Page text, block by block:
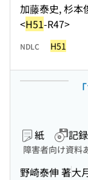
加藤泰史, 杉本
<H51-R47>
NDLC H51
紙 記
障害者向け資料
野崎泰伸 著大